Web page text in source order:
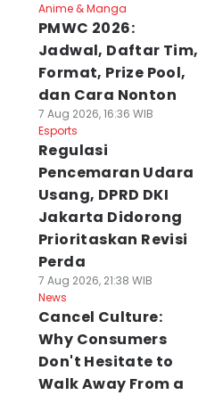
Anime & Manga
PMWC 2026:
Jadwal, Daftar Tim,
Format, Prize Pool,
dan Cara Nonton
7 Aug 2026, 16:36 WIB
Esports
Regulasi
Pencemaran Udara
Usang, DPRD DKI
Jakarta Didorong
Prioritaskan Revisi
Perda
7 Aug 2026, 21:38 WIB
News
Cancel Culture:
Why Consumers
Don't Hesitate to
Walk Away From a